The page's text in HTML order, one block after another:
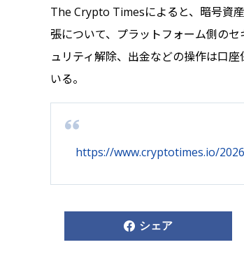
The Crypto Timesによると、暗号資
張について、プラットフォーム側の
ュリティ解除、出金などの操作は口
いる。
https://www.cryptotimes.io/
シェア